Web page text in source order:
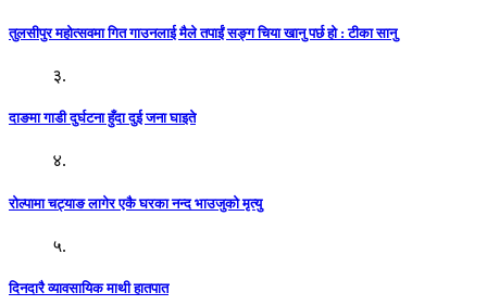
तुलसीपुर महोत्सवमा गित गाउनलाई मैले तपाईं सङ्ग चिया खानु पर्छ हो : टीका सानु
३.
दाङमा गाडी दुर्घटना हुँदा दुई जना घाइते
४.
रोल्पामा चट्याङ लागेर एकै घरका नन्द भाउजुको मृत्यु
५.
दिनदारै व्यावसायिक माथी हातपात